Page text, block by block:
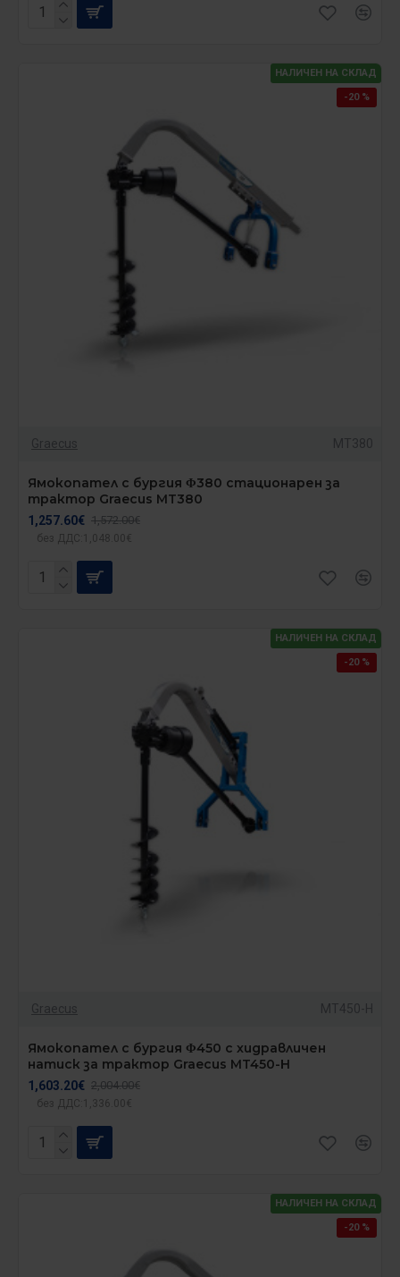
НАЛИЧЕН НА СКЛАД
-20 %
Graecus MT380
Ямокопател с бургия Φ380 стационарен за
трактор Graecus MT380
1,257.60€ 1,572.00€
без ДДС:1,048.00€
НАЛИЧЕН НА СКЛАД
-20 %
Graecus MT450-H
Ямокопател с бургия Φ450 с хидравличен
натиск за трактор Graecus MT450-H
1,603.20€ 2,004.00€
без ДДС:1,336.00€
НАЛИЧЕН НА СКЛАД
-20 %